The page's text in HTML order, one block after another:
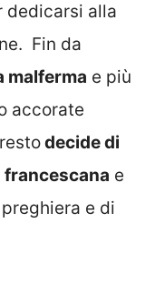
dedicarsi alla
Fin da
malferma e più
accorate
decide di
francescana e
e di